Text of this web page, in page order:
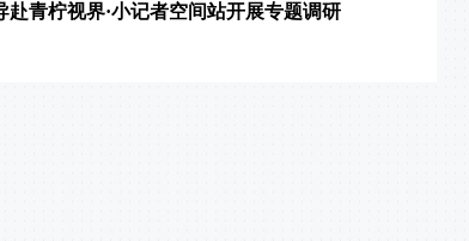
赴青柠视界·小记者空间站开展专题调研